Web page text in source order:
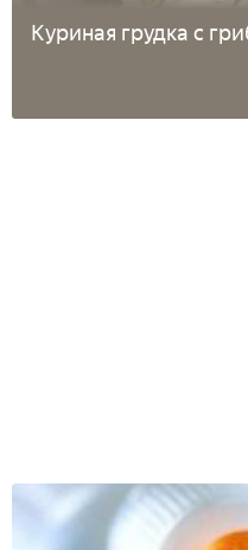
Куриная грудка с